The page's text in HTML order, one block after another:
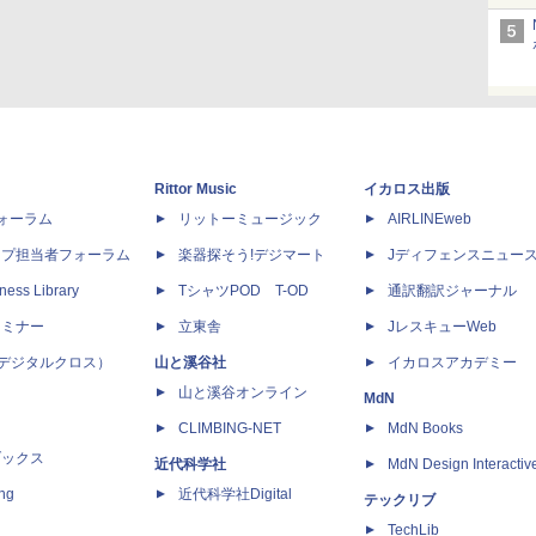
ーラム
担当者フォーラム
Library
ナー
ジタルクロス）
クス
Rittor Music
リットーミュージック
楽器探そう!デジマート
TシャツPOD T-OD
立東舎
山と溪谷社
山と溪谷オンライン
CLIMBING-NET
近代科学社
近代科学社Digital
イカロス出版
AIRLINEweb
Jディフェンスニュー
通訳翻訳ジャーナル
JレスキューWeb
イカロスアカデミー
MdN
MdN Books
MdN Design
テックリブ
TechLib